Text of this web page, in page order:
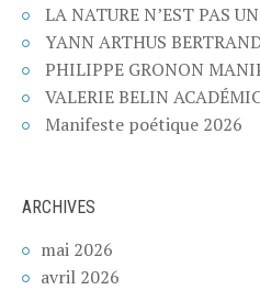
LA NATURE N’EST PAS
YANN ARTHUS
PHILIPPE GRONON
VALERIE BELIN
Manifeste poétique 2026
ARCHIVES
mai 2026
avril 2026